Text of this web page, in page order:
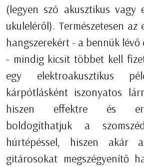
(legyen szó akusztikus vagy
ukuleléről). Természetesen az
hangszerekért - a bennük
- mindig kicsit többet kell
egy elektroakusztikus
kárpótlásként iszonyatos
hiszen effektre és
boldogíthatjuk a
húrtépéssel, hiszen akár
gitárosokat megszégyenítő